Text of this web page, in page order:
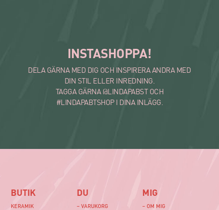
INSTASHOPPA!
DELA GÄRNA MED DIG OCH INSPIRERA ANDRA MED
DIN STIL ELLER INREDNING.
TAGGA GÄRNA @LINDAPABST OCH
#LINDAPABTSHOP I DINA INLÄGG.
BUTIK
KERAMIK
DU
– VARUKORG
MIG
– OM MIG